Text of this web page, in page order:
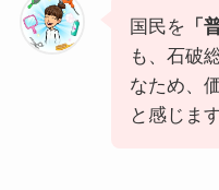
国民を 「
も、石破
なため、
と感じます